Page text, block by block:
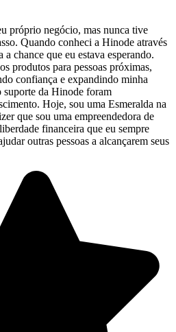
próprio negócio, mas nunca tive
Quando conheci a Hinode através
a chance que eu estava esperando.
produtos para pessoas próximas,
confiança e expandindo minha
suporte da Hinode foram
Hoje, sou uma Esmeralda na
que sou uma empreendedora de
financeira que eu sempre
outras pessoas a alcançarem seus